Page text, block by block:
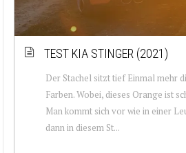
TEST KIA STINGER (2021)
Der Stachel sitzt tief Einmal mehr
Farben. Wobei, dieses Orange ist
Man kommt sich vor wie in einer
dann in diesem St...